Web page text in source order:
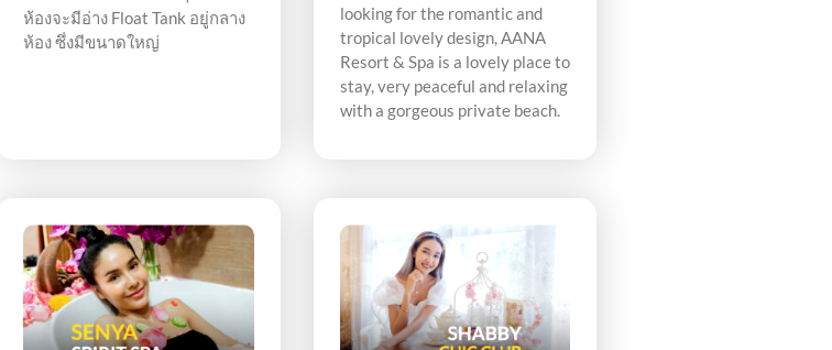
ห้องจะมีอ่าง Float Tank อยู่กลาง
ห้อง ซึ่งมีขนาดใหญ่
looking for the romantic and
tropical lovely design, AANA
Resort & Spa is a lovely place to
stay, very peaceful and relaxing
with a gorgeous private beach.